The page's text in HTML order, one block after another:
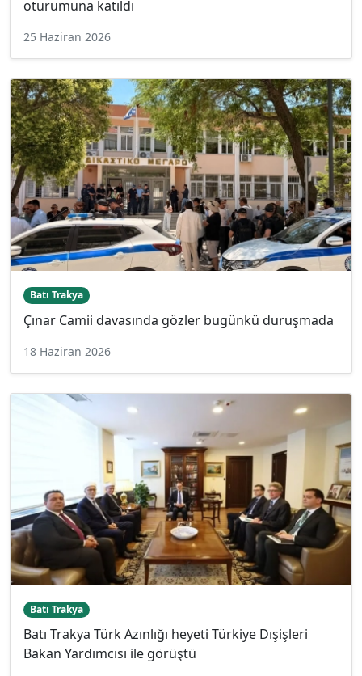
oturumuna katıldı
25 Haziran 2026
Batı Trakya
Çınar Camii davasında gözler bugünkü duruşmada
18 Haziran 2026
Batı Trakya
Batı Trakya Türk Azınlığı heyeti Türkiye Dışişleri
Bakan Yardımcısı ile görüştü